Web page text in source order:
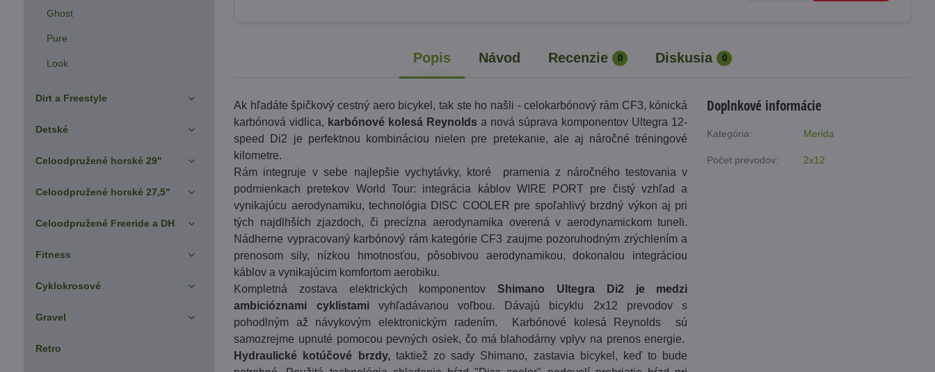
Popis Návod Recenzie 0 Diskusia 0
Ak hľadáte špičkový cestný aero bicykel, tak ste ho našli - celokarbónový rám CF3, kónická
karbónová vidlica, karbónové kolesá Reynolds a nová súprava komponentov Ultegra 12-
speed Di2 je perfektnou kombináciou nielen pre pretekanie, ale aj náročné tréningové
kilometre.
Rám integruje v sebe najlepšie vychytávky, ktoré pramenia z náročného testovania v
podmienkach pretekov World Tour: integrácia káblov WIRE PORT pre čistý vzhľad a
vynikajúcu aerodynamiku, technológia DISC COOLER pre spoľahlivý brzdný výkon aj pri
tých najdlhších zjazdoch, či precízna aerodynamika overená v aerodynamickom tuneli.
Nádherne vypracovaný karbónový rám kategórie CF3 zaujme pozoruhodným zrýchlením a
prenosom sily, nízkou hmotnosťou, pôsobivou aerodynamikou, dokonalou integráciou
káblov a vynikajúcim komfortom aerobiku.
Kompletná zostava elektrických komponentovShimano Ultegra Di2 je medzi
ambicióznami cyklistamivyhľadávanou voľbou. Dávajú bicyklu 2x12 prevodov s
pohodlným až návykovým elektronickým radením. Karbónové kolesá Reynolds sú
samozrejme upnuté pomocou pevných osiek, čo má blahodárny vplyv na prenos energie.
Hydraulické kotúčové brzdy,taktiež zo sady Shimano, zastavia bicykel, keď to bude
Doplnkové informácie
Kategória: Merida
Počet prevodov: 2x12
Ghost
Pure
Look
Dirt a Freestyle
Detské
Celoodpružené horské 29"
Celoodpružené horské 27,5"
Celoodpružené Freeride a DH
Fitness
Cyklokrosové
Gravel
Retro